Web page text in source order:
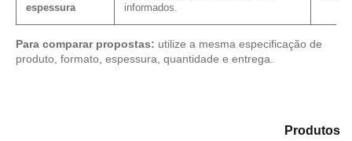
espessura
informados.
Para comparar propostas: utilize a mesma especificação de
produto, formato, espessura, quantidade e entrega.
Produtos